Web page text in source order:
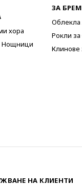
хора
Нощници
ЗА
Облекла
Рокли
Клинове
НА КЛИЕНТИ